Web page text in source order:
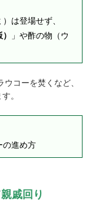
は登場せず、
」や酢の物（ウ
コーを焚くなど、
。
進め方
戚回り